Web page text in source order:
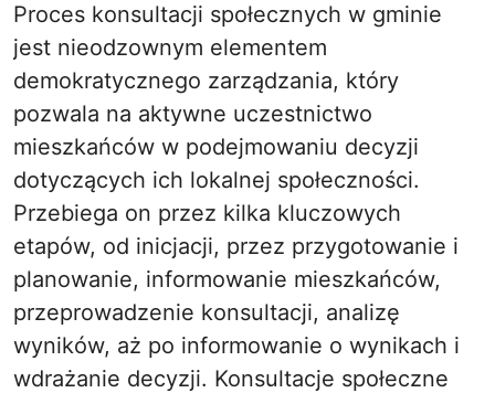
Proces konsultacji społecznych w gminie
jest nieodzownym elementem
demokratycznego zarządzania, który
pozwala na aktywne uczestnictwo
mieszkańców w podejmowaniu decyzji
dotyczących ich lokalnej społeczności.
Przebiega on przez kilka kluczowych
etapów, od inicjacji, przez przygotowanie i
planowanie, informowanie mieszkańców,
przeprowadzenie konsultacji, analizę
wyników, aż po informowanie o wynikach i
wdrażanie decyzji. Konsultacje społeczne